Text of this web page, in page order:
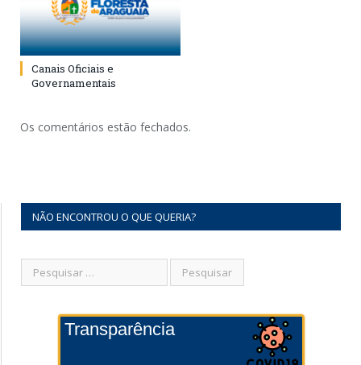
Canais Oficiais e
Governamentais
Os comentários estão fechados.
NÃO ENCONTROU O QUE QUERIA?
Transparência